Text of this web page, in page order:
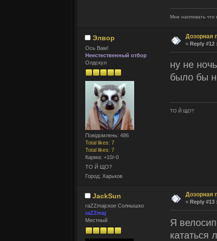
Мне наплевать
Элвор
Ось Вам!
Неестественный отбор
Олдскул
Повідомлень: 486
Total likes: 7
Total likes: 7
Карма: +10/-0
ТО Й ЩО?
Город: Харьков
Дозорная
« Reply #12
ну не
было бы
ТО Й ЩО?
JackSun
raZZmajское Солнышко
raZZmaj
Местный
Дозорная
« Reply #13
Я
кататься